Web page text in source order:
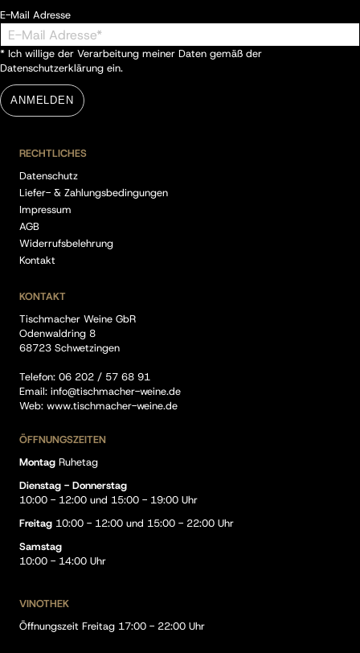
E-Mail Adresse
* Ich willige der Verarbeitung meiner Daten gemäß der
Datenschutzerklärung ein.
ANMELDEN
RECHTLICHES
Datenschutz
Liefer- & Zahlungsbedingungen
Impressum
AGB
Widerrufsbelehrung
Kontakt
KONTAKT
Tischmacher Weine GbR
Odenwaldring 8
68723 Schwetzingen
Telefon: 06 202 / 57 68 91
Email: info@tischmacher-weine.de
Web: www.tischmacher-weine.de
ÖFFNUNGSZEITEN
Montag Ruhetag
Dienstag - Donnerstag
10:00 - 12:00 und 15:00 - 19:00 Uhr
Freitag 10:00 - 12:00 und 15:00 - 22:00 Uhr
Samstag
10:00 - 14:00 Uhr
VINOTHEK
Öffnungszeit Freitag 17:00 - 22:00 Uhr